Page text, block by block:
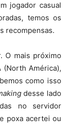
jogador casual
temos os
recompensas.
O mais próximo
(North América),
como isso
desse lado
no servidor
poxa acertei ou